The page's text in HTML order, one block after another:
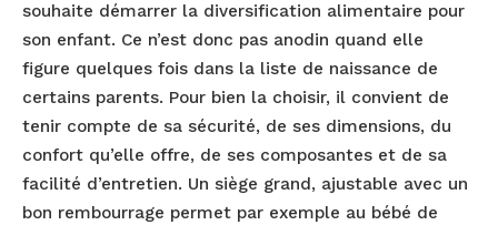
souhaite démarrer la diversification alimentaire pour
son enfant. Ce n’est donc pas anodin quand elle
figure quelques fois dans la liste de naissance de
certains parents. Pour bien la choisir, il convient de
tenir compte de sa sécurité, de ses dimensions, du
confort qu’elle offre, de ses composantes et de sa
facilité d’entretien. Un siège grand, ajustable avec un
bon rembourrage permet par exemple au bébé de